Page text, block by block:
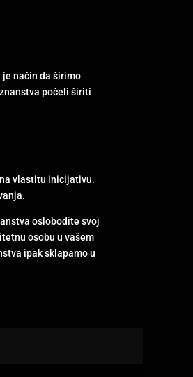
način da širimo
počeli širiti
na vlastitu inicijativu.
oslobodite svoj
osobu u vašem
ipak sklapamo u